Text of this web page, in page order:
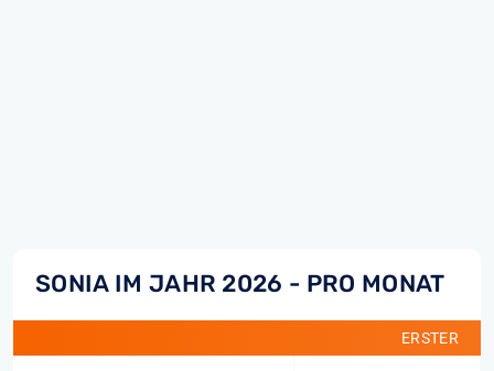
SONIA IM JAHR 2026 - PRO MONAT
ERSTER